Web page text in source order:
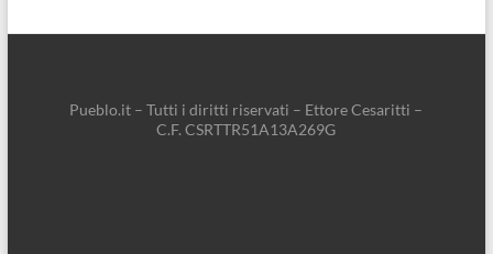
Pueblo.it – Tutti i diritti riservati – Ettore Cesaritti –
C.F. CSRTTR51A13A269G